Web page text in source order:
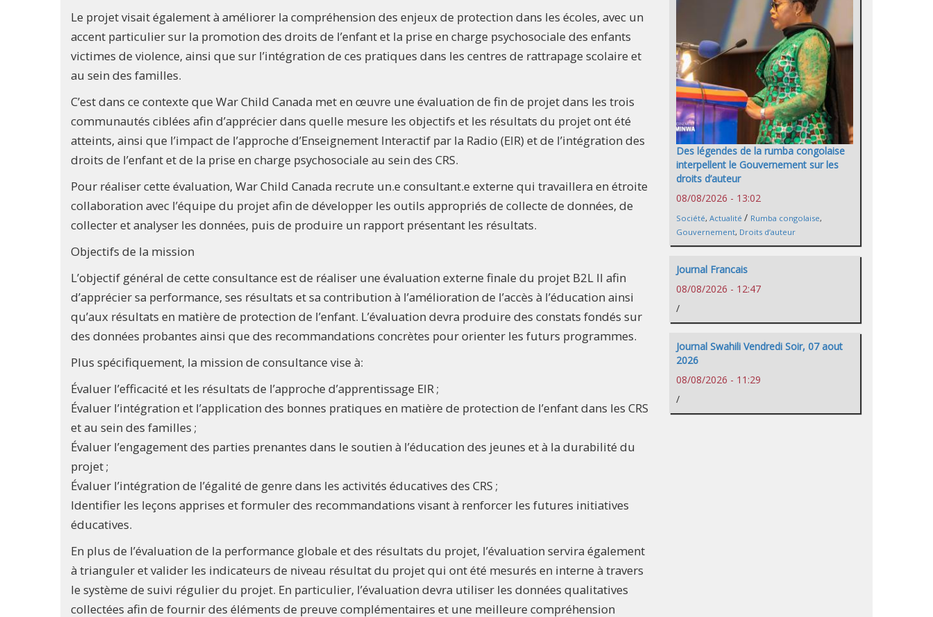
Le projet visait également à améliorer la compréhension des enjeux de protection dans les écoles, avec un
accent particulier sur la promotion des droits de l’enfant et la prise en charge psychosociale des enfants
victimes de violence, ainsi que sur l’intégration de ces pratiques dans les centres de rattrapage scolaire et
au sein des familles.
C’est dans ce contexte que War Child Canada met en œuvre une évaluation de fin de projet dans les trois
communautés ciblées afin d’apprécier dans quelle mesure les objectifs et les résultats du projet ont été
atteints, ainsi que l’impact de l’approche d’Enseignement Interactif par la Radio (EIR) et de l’intégration des
droits de l’enfant et de la prise en charge psychosociale au sein des CRS.
Pour réaliser cette évaluation, War Child Canada recrute un.e consultant.e externe qui travaillera en étroite
collaboration avec l’équipe du projet afin de développer les outils appropriés de collecte de données, de
collecter et analyser les données, puis de produire un rapport présentant les résultats.
Objectifs de la mission
L’objectif général de cette consultance est de réaliser une évaluation externe finale du projet B2L II afin
d’apprécier sa performance, ses résultats et sa contribution à l’amélioration de l’accès à l’éducation ainsi
qu’aux résultats en matière de protection de l’enfant. L’évaluation devra produire des constats fondés sur
des données probantes ainsi que des recommandations concrètes pour orienter les futurs programmes.
Plus spécifiquement, la mission de consultance vise à:
Évaluer l’efficacité et les résultats de l’approche d’apprentissage EIR ;
Évaluer l’intégration et l’application des bonnes pratiques en matière de protection de l’enfant dans les CRS
et au sein des familles ;
Évaluer l’engagement des parties prenantes dans le soutien à l’éducation des jeunes et à la durabilité du
projet ;
Évaluer l’intégration de l’égalité de genre dans les activités éducatives des CRS ;
Identifier les leçons apprises et formuler des recommandations visant à renforcer les futures initiatives
éducatives.
En plus de l’évaluation de la performance globale et des résultats du projet, l’évaluation servira également
à trianguler et valider les indicateurs de niveau résultat du projet qui ont été mesurés en interne à travers
le système de suivi régulier du projet. En particulier, l’évaluation devra utiliser les données qualitatives
collectées afin de fournir des éléments de preuve complémentaires et une meilleure compréhension
Des légendes de la rumba congolaise
interpellent le Gouvernement sur les
droits d’auteur
08/08/2026 - 13:02
Société, Actualité / Rumba congolaise,
Gouvernement, Droits d’auteur
Journal Francais
08/08/2026 - 12:47
/
Journal Swahili Vendredi Soir, 07 aout
2026
08/08/2026 - 11:29
/